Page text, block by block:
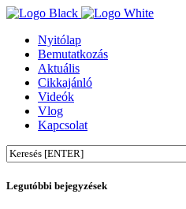
Nyitólap
Bemutatkozás
Aktuális
Cikkajánló
Videók
Vlog
Kapcsolat
Legutóbbi bejegyzések